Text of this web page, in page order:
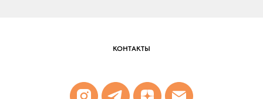
КОНТАКТЫ